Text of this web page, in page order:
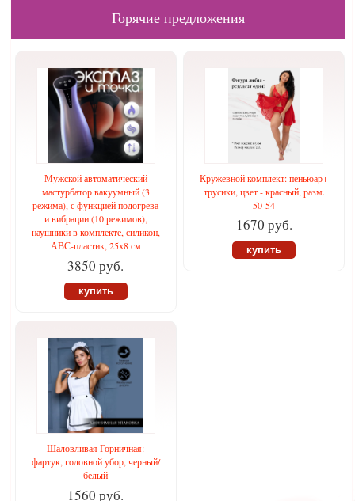
Горячие предложения
Мужской автоматический
мастурбатор вакуумный (3
режима), с функцией подогрева
и вибрации (10 режимов),
наушники в комплекте, силикон,
АВС-пластик, 25х8 см
3850 руб.
купить
Кружевной комплект: пеньюар+
трусики, цвет - красный, разм.
50-54
1670 руб.
купить
Шаловливая Горничная:
фартук, головной убор, черный/
белый
1560 руб.